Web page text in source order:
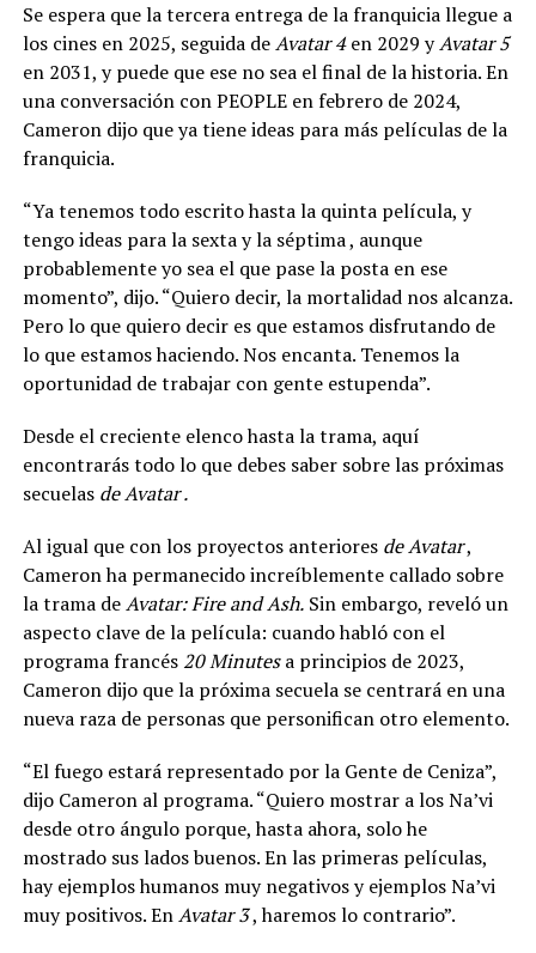
Se espera que la tercera entrega de la franquicia llegue a
los cines en 2025, seguida deAvatar 4en 2029 yAvatar 5
en 2031, y puede que ese no sea el final de la historia. En
una conversación con PEOPLE en febrero de 2024,
Cameron dijo que ya tiene ideas para más películas de la
franquicia.
“Ya tenemos todo escrito hasta la quinta película, y
tengo ideas para la sexta y la séptima , aunque
probablemente yo sea el que pase la posta en ese
momento”, dijo. “Quiero decir, la mortalidad nos alcanza.
Pero lo que quiero decir es que estamos disfrutando de
lo que estamos haciendo. Nos encanta. Tenemos la
oportunidad de trabajar con gente estupenda”.
Desde el creciente elenco hasta la trama, aquí
encontrarás todo lo que debes saber sobre las próximas
secuelas de Avatar .
Al igual que con los proyectos anteriores de Avatar,
Cameron ha permanecido increíblemente callado sobre
la trama deAvatar: Fire and Ash.Sin embargo, reveló un
aspecto clave de la película: cuando habló con el
programa francés 20 Minutesa principios de 2023,
Cameron dijo que la próxima secuela se centrará en una
nueva raza de personas que personifican otro elemento.
“El fuego estará representado por la Gente de Ceniza”,
dijo Cameron al programa. “Quiero mostrar a los Na’vi
desde otro ángulo porque, hasta ahora, solo he
mostrado sus lados buenos. En las primeras películas,
hay ejemplos humanos muy negativos y ejemplos Na’vi
muy positivos. EnAvatar 3, haremos lo contrario”.